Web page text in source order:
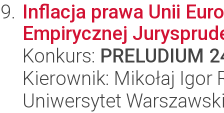
Inflacja prawa Unii
Empirycznej
Konkurs: PRELUDIUM
Kierownik: Mikołaj Igor
Uniwersytet